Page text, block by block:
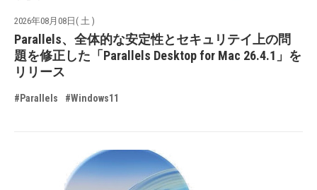
2026年08月08日( 土 )
Parallels、全体的な安定性とセキュリテイ上の問
題を修正した「Parallels Desktop for Mac 26.4.1」を
リリース
#Parallels #Windows11